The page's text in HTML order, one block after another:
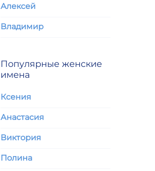
Алексей
Владимир
Популярные женские
имена
Ксения
Анастасия
Виктория
Полина